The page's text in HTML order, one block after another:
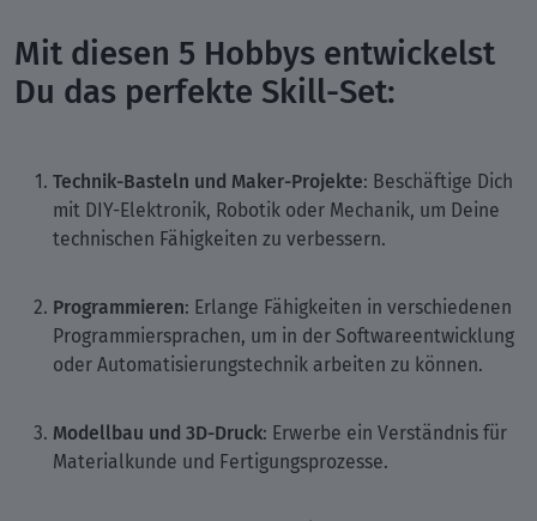
Mit diesen 5 Hobbys entwickelst
Du das perfekte Skill-Set:
Technik-Basteln und Maker-Projekte: Beschäftige Dich
mit DIY-Elektronik, Robotik oder Mechanik, um Deine
technischen Fähigkeiten zu verbessern.
Programmieren: Erlange Fähigkeiten in verschiedenen
Programmiersprachen, um in der Softwareentwicklung
oder Automatisierungstechnik arbeiten zu können.
Modellbau und 3D-Druck: Erwerbe ein Verständnis für
Materialkunde und Fertigungsprozesse.